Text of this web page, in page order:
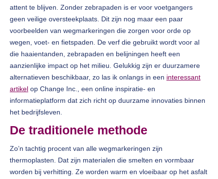
attent te blijven. Zonder zebrapaden is er voor voetgangers
geen veilige oversteekplaats. Dit zijn nog maar een paar
voorbeelden van wegmarkeringen die zorgen voor orde op
wegen, voet- en fietspaden. De verf die gebruikt wordt voor al
die haaientanden, zebrapaden en belijningen heeft een
aanzienlijke impact op het milieu. Gelukkig zijn er duurzamere
alternatieven beschikbaar, zo las ik onlangs in een interessant
artikel op Change Inc., een online inspiratie- en
informatieplatform dat zich richt op duurzame innovaties binnen
het bedrijfsleven.
De traditionele methode
Zo’n tachtig procent van alle wegmarkeringen zijn
thermoplasten. Dat zijn materialen die smelten en vormbaar
worden bij verhitting. Ze worden warm en vloeibaar op het asfalt